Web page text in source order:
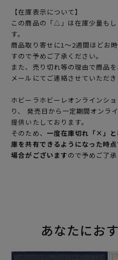
【在庫表示について】
この商品の「△」は在庫少量も
す。
商品取り寄せに1～2週間ほどお
すので予めご了承ください。
また、売り切れ等の理由で商品
メールにてご連絡させていただき
ホビーラホビーレオンラインシ
り、 発売日から一定期間オンラ
提供いたしております。
そのため、 一度在庫切れ「×」
庫を共有できるようになった時
場合がございますので予めご了承
あなたにお